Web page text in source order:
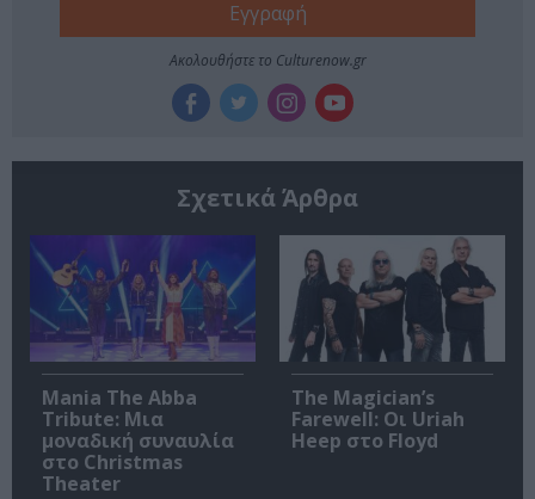
Ακολουθήστε το Culturenow.gr
Σχετικά Άρθρα
Mania The Abba
Tribute: Μια
μοναδική συναυλία
στο Christmas
Theater
The Magician’s
Farewell: Οι Uriah
Heep στο Floyd